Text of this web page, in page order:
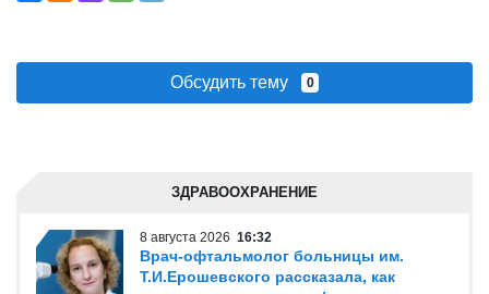
Обсудить тему 0
ЗДРАВООХРАНЕНИЕ
8 августа 2026 16:32
Врач-офтальмолог больницы им.
Т.И.Ерошевского рассказала, как